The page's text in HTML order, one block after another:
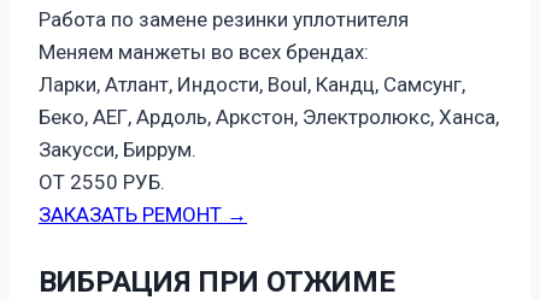
Работа по замене резинки уплотнителя
Меняем манжеты во всех брендах:
Ларки, Атлант, Индости, Boul, Кандц, Самсунг,
Беко, АЕГ, Ардоль, Аркстон, Электролюкс, Ханса,
Закусси, Биррум.
ОТ 2550 РУБ.
ЗАКАЗАТЬ РЕМОНТ →
ВИБРАЦИЯ ПРИ ОТЖИМЕ